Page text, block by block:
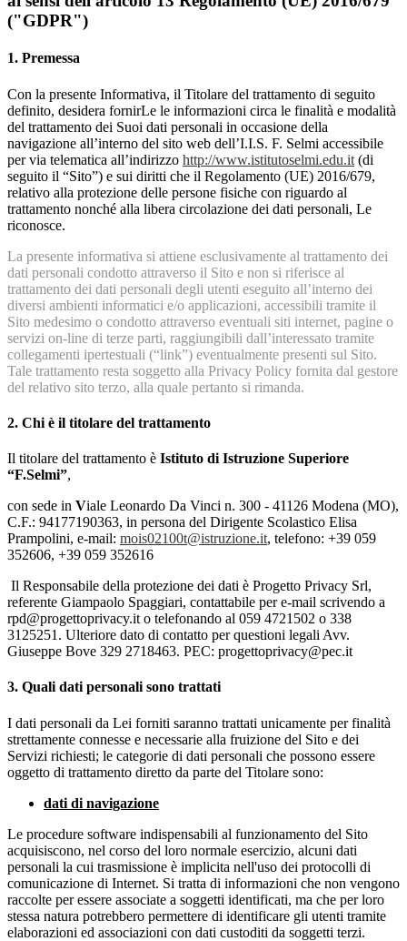
("GDPR")
1. Premessa
Con la presente Informativa, il Titolare del trattamento di seguito
definito, desidera fornirLe le informazioni circa le finalità e modalità
del trattamento dei Suoi dati personali in occasione della
navigazione all’interno del sito web dell’I.I.S. F. Selmi accessibile
per via telematica all’indirizzo http://www.istitutoselmi.edu.it (di
seguito il “Sito”) e sui diritti che il Regolamento (UE) 2016/679,
relativo alla protezione delle persone fisiche con riguardo al
trattamento nonché alla libera circolazione dei dati personali, Le
riconosce.
La presente informativa si attiene esclusivamente al trattamento dei
dati personali condotto attraverso il Sito e non si riferisce al
trattamento dei dati personali degli utenti eseguito all’interno dei
diversi ambienti informatici e/o applicazioni, accessibili tramite il
Sito medesimo o condotto attraverso eventuali siti internet, pagine o
servizi on-line di terze parti, raggiungibili dall’interessato tramite
collegamenti ipertestuali (“link”) eventualmente presenti sul Sito.
Tale trattamento resta soggetto alla Privacy Policy fornita dal gestore
del relativo sito terzo, alla quale pertanto si rimanda.
2. Chi è il titolare del trattamento
Il titolare del trattamento è Istituto di Istruzione Superiore
“F.Selmi”,
con sede in Viale Leonardo Da Vinci n. 300 - 41126 Modena (MO),
C.F.: 94177190363, in persona del Dirigente Scolastico Elisa
Prampolini, e-mail: mois02100t@istruzione.it, telefono: +39 059
352606, +39 059 352616
Il Responsabile della protezione dei dati è Progetto Privacy Srl,
referente Giampaolo Spaggiari, contattabile per e-mail scrivendo a
rpd@progettoprivacy.it o telefonando al 059 4721502 o 338
3125251. Ulteriore dato di contatto per questioni legali Avv.
Giuseppe Bove 329 2718463. PEC: progettoprivacy@pec.it
3. Quali dati personali sono trattati
I dati personali da Lei forniti saranno trattati unicamente per finalità
strettamente connesse e necessarie alla fruizione del Sito e dei
Servizi richiesti; le categorie di dati personali che possono essere
oggetto di trattamento diretto da parte del Titolare sono:
dati di navigazione
Le procedure software indispensabili al funzionamento del Sito
acquisiscono, nel corso del loro normale esercizio, alcuni dati
personali la cui trasmissione è implicita nell'uso dei protocolli di
comunicazione di Internet. Si tratta di informazioni che non vengono
raccolte per essere associate a soggetti identificati, ma che per loro
stessa natura potrebbero permettere di identificare gli utenti tramite
elaborazioni ed associazioni con dati custoditi da soggetti terzi.